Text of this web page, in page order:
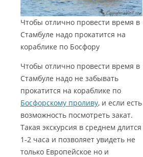
Чтобы отлично провести время в
Стамбуле надо прокатится на
кораблике по Босфору
Чтобы отлично провести время в
Стамбуле надо не забывать
прокатится на кораблике по
Босфорскому проливу, и если есть
возможность посмотреть закат.
Такая экскурсия в среднем длится
1-2 часа и позволяет увидеть не
только Европейское но и